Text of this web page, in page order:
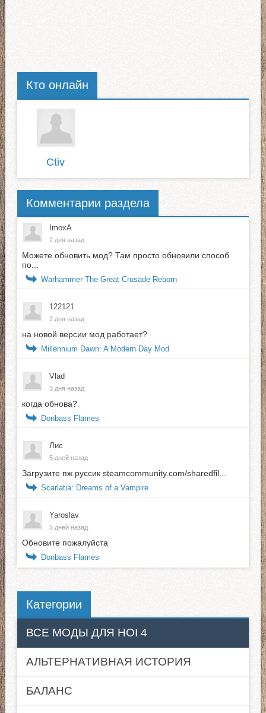
Кто онлайн
Ctiv
Комментарии раздела
ImoxA
2 дня назад
Можете обновить мод? Там просто обновили способ
по...
Warhammer The Great Crusade Reborn
122121
2 дня назад
на новой версии мод работает?
Millennium Dawn: A Modern Day Mod
Vlad
3 дня назад
когда обнова?
Donbass Flames
Лис
5 дней назад
Загрузите пж руссик steamcommunity.com/sharedfil...
Scarlatia: Dreams of a Vampire
Yaroslav
5 дней назад
Обновите пожалуйста
Donbass Flames
Категории
ВСЕ МОДЫ ДЛЯ HOI 4
АЛЬТЕРНАТИВНАЯ ИСТОРИЯ
БАЛАНС